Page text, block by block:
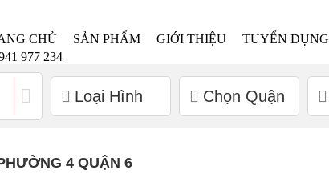
CHỦ SẢN PHẨM GIỚI THIỆU TUYỂN DỤNG
977 234
Loại Hình Chọn Quận
4 QUẬN 6